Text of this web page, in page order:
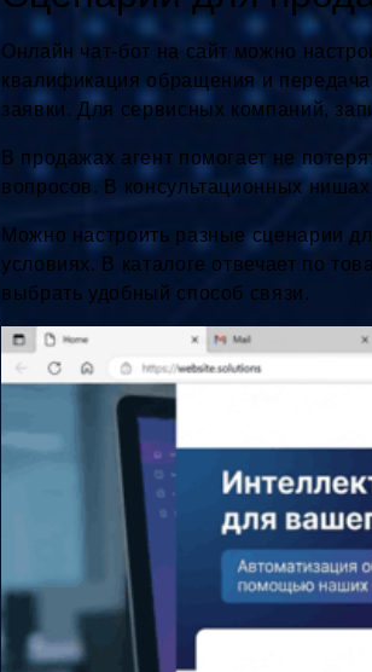
Онлайн чат-бот на сайт можно
квалификация обращения и
заявки. Для сервисных компаний,
В продажах агент помогает не
вопросов. В консультационных
Можно настроить разные сценарии
условиях. В каталоге отвечает по
выбрать удобный способ связи.